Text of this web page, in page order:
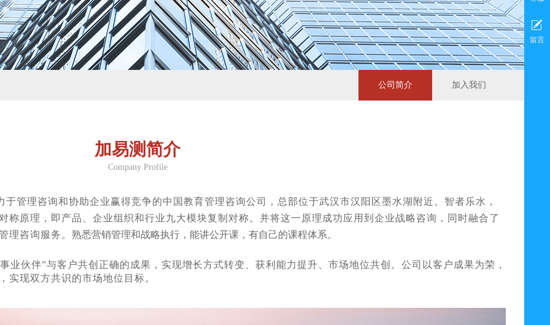
公司简介 加入我们
加易测简介
Company Profile
管理咨询和协助企业赢得竞争的中国教育管理咨询公司，总部位于武汉市汉阳区墨水湖附近。智者乐水，
称原理，即产品、企业组织和行业九大模块复制对称。并将这一原理成功应用到企业战略咨询，同时融合了
理咨询服务。 熟悉营销管理和战略执行，能讲公开课，有自己的课程体系。
业伙伴”与客户共创正确的成果，实现增长方式转变、获利能力提升、市场地位共创。公司以客户成果为荣，
实现双方共识的市场地位目标。
留言